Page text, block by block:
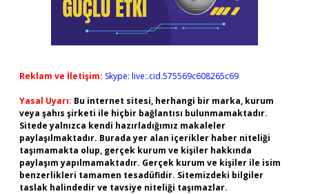
Reklam ve İletişim: Skype: live:.cid.575569c608265c69
Yasal Uyarı: Bu internet sitesi, herhangi bir marka, kurum
veya şahıs şirketi ile hiçbir bağlantısı bulunmamaktadır.
Sitede yalnızca kendi hazırladığımız makaleler
paylaşılmaktadır. Burada yer alan içerikler haber niteliği
taşımamakta olup, gerçek kurum ve kişiler hakkında
paylaşım yapılmamaktadır. Gerçek kurum ve kişiler ile isim
benzerlikleri tamamen tesadüfidir. Sitemizdeki bilgiler
taslak halindedir ve tavsiye niteliği taşımazlar.